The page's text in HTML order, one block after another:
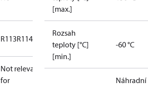
R113R114 R1234yf
Not relevant
for
[max.]
Rozsah
teploty [°C]
[min.]
-60 °C
Náhradní